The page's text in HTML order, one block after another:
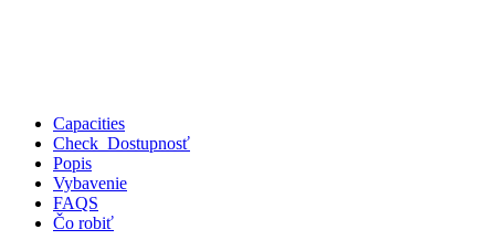
Capacities
Check Dostupnosť
Popis
Vybavenie
FAQS
Čo robiť